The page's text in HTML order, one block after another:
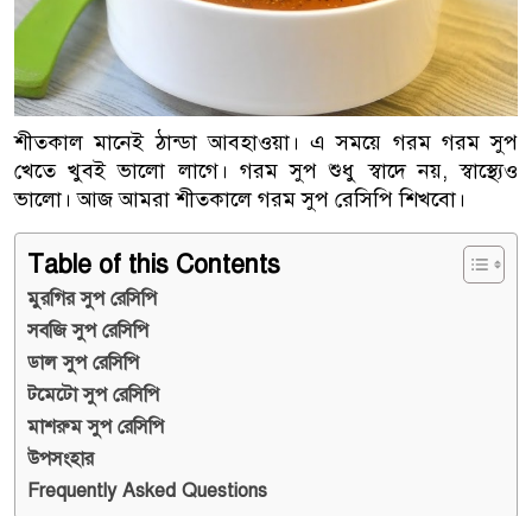
শীতকাল মানেই ঠান্ডা আবহাওয়া। এ সময়ে গরম গরম সুপ
খেতে খুবই ভালো লাগে। গরম সুপ শুধু স্বাদে নয়, স্বাস্থ্যেও
ভালো। আজ আমরা শীতকালে গরম সুপ রেসিপি শিখবো।
Table of this Contents
মুরগির সুপ রেসিপি
সবজি সুপ রেসিপি
ডাল সুপ রেসিপি
টমেটো সুপ রেসিপি
মাশরুম সুপ রেসিপি
উপসংহার
Frequently Asked Questions